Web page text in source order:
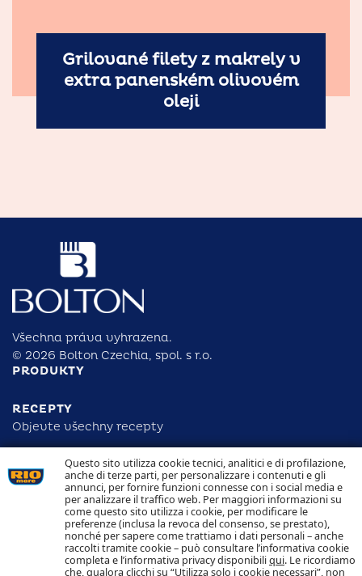
Questo sito utilizza cookie tecnici, analitici e di profilazione,
anche di terze parti, per personalizzare i contenuti e gli
annunci, per fornire funzioni connesse con i social media e
per analizzare il traffico web. Per maggiori informazioni su
come questo sito utilizza i cookie, per modificare le
preferenze (inclusa la revoca del consenso, se prestato),
nonché per sapere come trattiamo i dati personali – anche
raccolti tramite cookie – può consultare l’informativa cookie
completa e l’informativa privacy disponibiliqui. Le ricordiamo
che, qualora clicchi su “Utilizza solo i cookie necessari”, non
Grilované filety z makrely v
extra panenském olivovém
oleji
Všechna práva vyhrazena.
© 2026 Bolton Czechia, spol. s r.o.
PRODUKTY
RECEPTY
Objevte všechny recepty
ODPOVĚDNOST
DOHLEDATELNOST
KONTAKTUJTE NÁS
NAKLÁDÁNÍ S COOKIES
OCHRANA OSOBNÍCH ÚDAJŮ
Sledujte nás